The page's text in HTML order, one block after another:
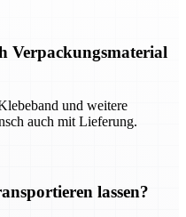
Verpackungsmaterial
und weitere
auch mit Lieferung.
lassen?